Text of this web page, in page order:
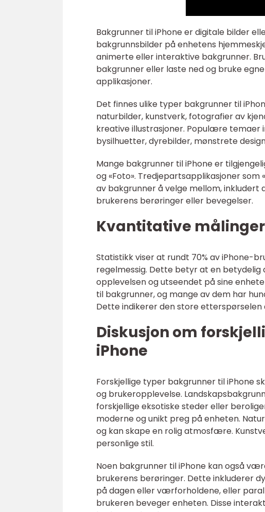
Bakgrunner til iPhone er digitale bilder
bakgrunnsbilder på enhetens
animerte eller interaktive bakgrunner.
bakgrunner eller laste ned og bruke
applikasjoner.
Det finnes ulike typer bakgrunner til
naturbilder, kunstverk, fotografier av
kreative illustrasjoner. Populære temaer
bysilhuetter, dyrebilder, mønstrete
Mange bakgrunner til iPhone er
og «Foto». Tredjepartsapplikasjoner som
av bakgrunner å velge mellom,
brukerens berøringer eller bevegelser.
Kvantitative
Statistikk viser at rundt 70% av iPhone-
regelmessig. Dette betyr at en
opplevelsen og utseendet på sine
til bakgrunner, og mange av dem har
Dette indikerer den store
Diskusjon om
iPhone
Forskjellige typer bakgrunner til iPhone
og brukeropplevelse.
forskjellige eksotiske steder eller
moderne og unikt preg på enheten.
og kan skape en rolig atmosfære.
personlige stil.
Noen bakgrunner til iPhone kan også
brukerens berøringer. Dette inkluderer
på dagen eller værforholdene, eller
brukeren beveger enheten. Disse